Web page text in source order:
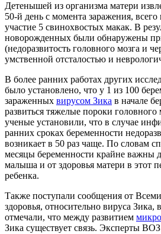
Детенышей из организма матери
50-й день с момента заражения,
участие 5 свинохвостых макак. В
новорожденных были обнаружены
(недоразвитость головного мозга и
умственной отсталостью и
В более ранних работах других
было установлено, что у 1 из 100
зараженных вирусом Зика в начале
развиться тяжелые пороки
ученые установили, что в случае
ранних сроках беременности
возникает в 50 раз чаще. По словам
месяцы беременности крайне важны
малыша и от здоровья матери в этот
ребенка.
Также поступали сообщения от
здоровья, относительно вируса
отмечали, что между развитием
Зика существует связь. Эксперты